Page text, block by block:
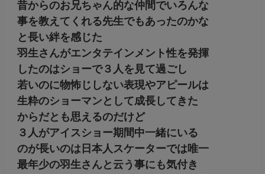
昔からのお兄ちゃん的な仲間でいろんな
事を教えてくれる先生でもあったのかな
と長い絆を感じた
羽生さんがエンタテインメント性を発揮
したのはショーで３人を見て過ごし
若いのに物怖じしない表現やアピールは
生粋のショーマンとして成長してきた
からだとも思えるのだけど
３人がアイスショー期間中一緒にいる
のが長いのは日本人スケーターでは唯一
最年少の羽生さんと云う事にも気付き